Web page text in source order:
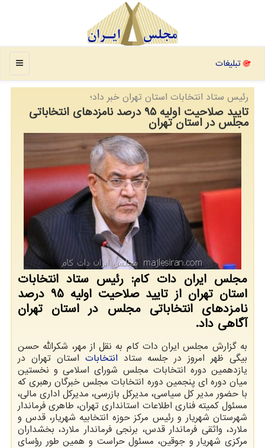
منو تبلیغات
رئیس ستاد انتخابات استان تهران خبر داد؛
تایید صلاحیت اولیه ۹۵ درصد نامزدهای انتخاباتی
مجلس در استان تهران
مجلس ایران دات كام: رئیس ستاد انتخابات
استان تهران از تایید صلاحیت اولیه 95 درصد
نامزدهای انتخاباتی مجلس در استان تهران
آگاهی داد.
به گزارش مجلس ایران دات كام به نقل از مهر، شكرالله حسن
بیگی ظهر امروز در جلسه ستاد انتخابات استان تهران در
یازدهمین دوره انتخابات مجلس شورای اسلامی و نخستین
میان دوره ای پنجمین دوره انتخابات مجلس خبرگان رهبری كه
با حضور مدیر كل سیاسی، مدیركل بازرسی، مدیركل اداری مالی،
مسئول كمیته فناری اطلاعات استانداری تهران، طاهری فرماندار
شهرستان شهریار و رئیس مركز حوزه انتخابیه شهریار، قدس و
ملارد، واثقی فرماندار قدس، برنجی فرماندار ملارد، بخشداران
مركزی شهریار و جوقین، مسئول حراست و همین طور رؤسای